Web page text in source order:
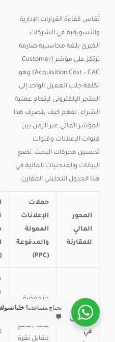
تُقاس كفاءة القرارات الإدارية
والتسويقية في الشركات
الكبرى بلغة محاسبية صارمة
ترتكز على مؤشر (Customer
Acquisition Cost – CAC) وهو
تكلفة جلب العميل الواحد إلى
المتجر الإلكتروني لإتمام عملية
الشراء. لفهم كيف يتصرف هذا
المؤشر المالي عبر الزمن بين
قنوات الإعلانات وقنوات
تحسين محركات البحث، نضع
البيانات والمنحنيات المالية في
هذا الجدول التحليلي المقارن:
المحور
المالي
للمقارنة
حملات
الإعلانات
الممولة
والمدفوعة
(PPC)
(SEO)
تكلفة
العميل
في
منخفضة
ومحددة
بدقة (تدفع
مقابل نقرة
تحتاج مساعدة؟ خلنا
💬